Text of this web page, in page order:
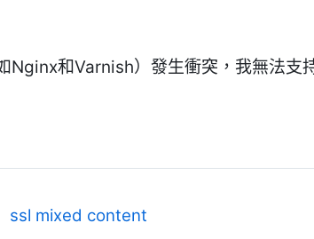
Nginx和Varnish）發生衝突，我無法支
ssl mixed content